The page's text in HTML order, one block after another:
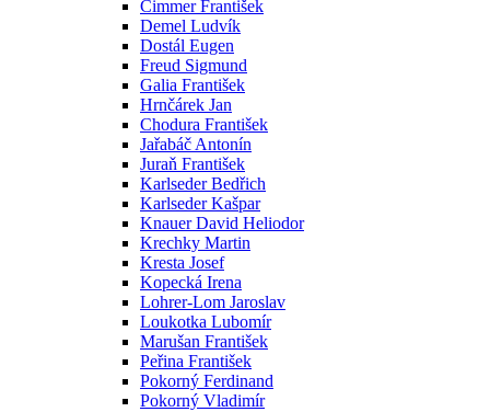
Cimmer František
Demel Ludvík
Dostál Eugen
Freud Sigmund
Galia František
Hrnčárek Jan
Chodura František
Jařabáč Antonín
Juraň František
Karlseder Bedřich
Karlseder Kašpar
Knauer David Heliodor
Krechky Martin
Kresta Josef
Kopecká Irena
Lohrer-Lom Jaroslav
Loukotka Lubomír
Marušan František
Peřina František
Pokorný Ferdinand
Pokorný Vladimír